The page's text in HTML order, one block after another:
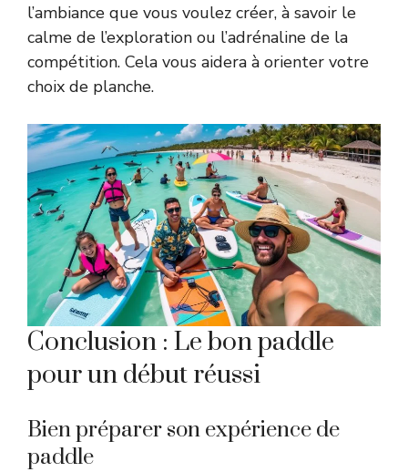
l’ambiance que vous voulez créer, à savoir le
calme de l’exploration ou l’adrénaline de la
compétition. Cela vous aidera à orienter votre
choix de planche.
Conclusion : Le bon paddle
pour un début réussi
Bien préparer son expérience de
paddle